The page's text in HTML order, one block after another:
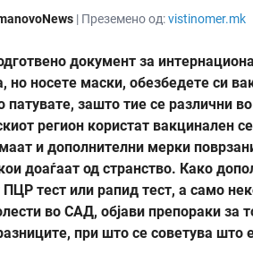
| Преземено од:vistinomer.mk
документ за
но носете маски, обезбедете си
патувате, зашто тие се различни
регион користат
и дополнителни мерки
доаѓаат од странство. Како
тест или рапид тест, а само
во САД, објави препораки за
при што се советува